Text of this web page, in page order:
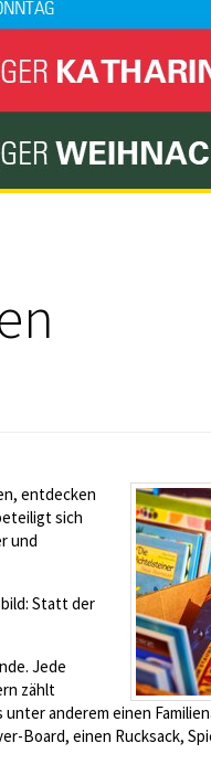
entdecken
sich
und
Statt der
Jede
zählt
anderem einen
Board, einen Rucksack,